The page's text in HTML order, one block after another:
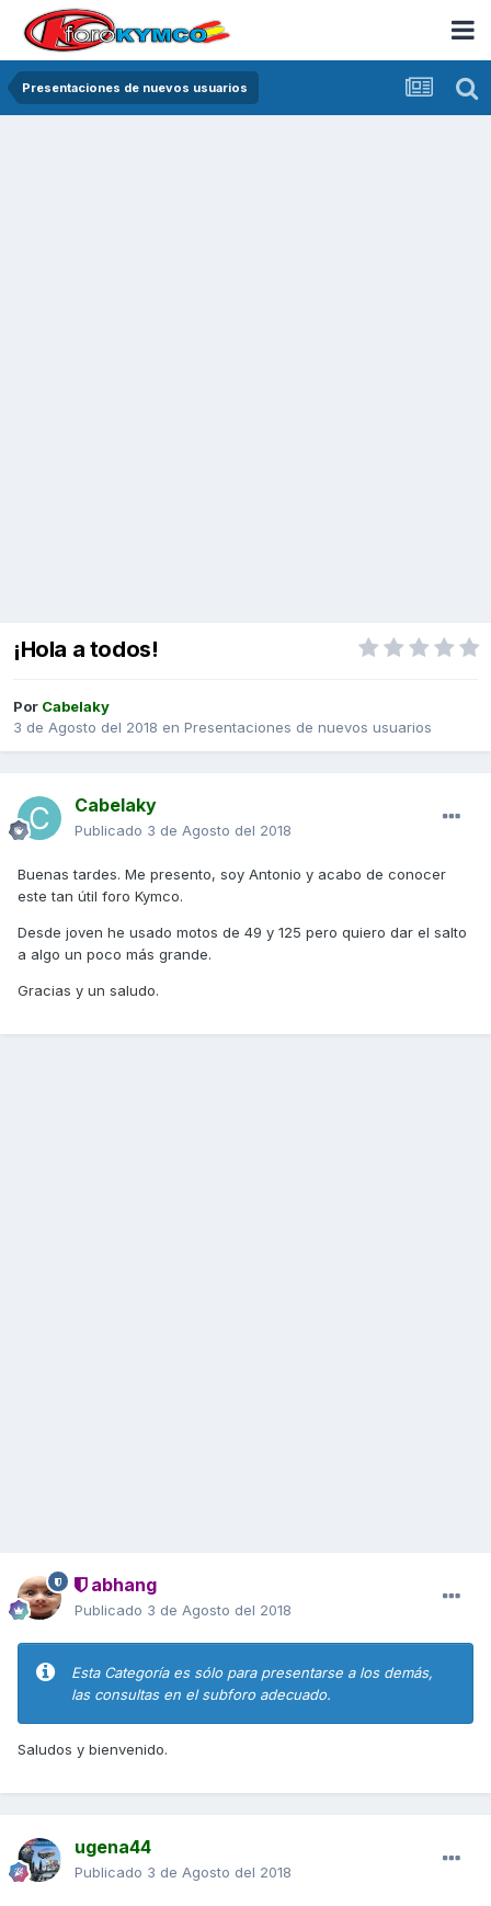
Presentaciones de nuevos usuarios
¡Hola a todos!
Por Cabelaky
3 de Agosto del 2018 en Presentaciones de nuevos usuarios
Cabelaky
Publicado 3 de Agosto del 2018
Buenas tardes. Me presento, soy Antonio y acabo de conocer
este tan útil foro Kymco.
Desde joven he usado motos de 49 y 125 pero quiero dar el salto
a algo un poco más grande.
Gracias y un saludo.
abhang
Publicado 3 de Agosto del 2018
Esta Categoría es sólo para presentarse a los demás,
las consultas en el subforo adecuado.
Saludos y bienvenido.
ugena44
Publicado 3 de Agosto del 2018